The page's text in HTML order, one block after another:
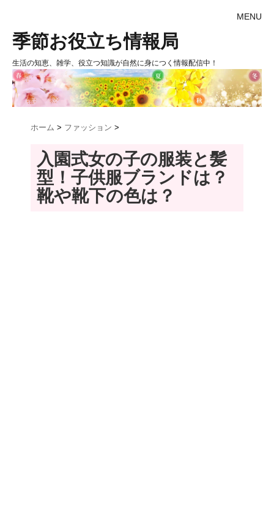
MENU
季節お役立ち情報局
生活の知恵、雑学、役立つ知識が自然に身につく情報配信中！
ホーム > ファッション >
入園式女の子の服装と髪
型！子供服ブランドは？
靴や靴下の色は？